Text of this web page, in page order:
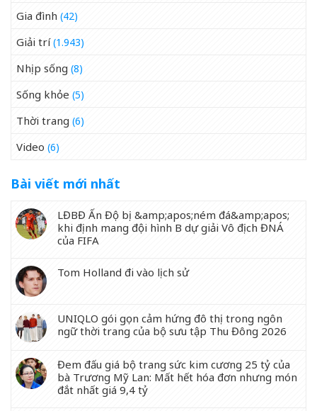
Gia đình (42)
Giải trí(1.943)
Nhịp sống (8)
Sống khỏe (5)
Thời trang (6)
Video (6)
Bài viết mới nhất
LĐBĐ Ấn Độ bị &amp;apos;ném đá&amp;apos;
khi định mang đội hình B dự giải Vô địch ĐNÁ
của FIFA
Tom Holland đi vào lịch sử
UNIQLO gói gọn cảm hứng đô thị trong ngôn
ngữ thời trang của bộ sưu tập Thu Đông 2026
Đem đấu giá bộ trang sức kim cương 25 tỷ của
bà Trương Mỹ Lan: Mất hết hóa đơn nhưng món
đắt nhất giá 9,4 tỷ